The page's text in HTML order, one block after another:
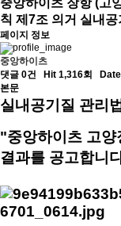
중앙하이츠 장항 (고
칙 제7조 의거 실내
페이지 정보
중앙하이츠
댓글 0건
Hit 1,316회
본문
실내공기질 관리
"중앙하이츠 고
결과를 공고합니